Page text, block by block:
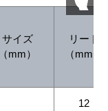
サイズ
（mm）
リード
（mm）
12